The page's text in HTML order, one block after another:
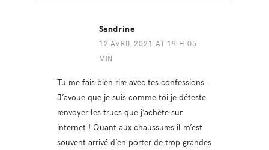
Sandrine
12 AVRIL 2021 AT 19 H 05
MIN
Tu me fais bien rire avec tes confessions .
J’avoue que je suis comme toi je déteste
renvoyer les trucs que j’achète sur
internet ! Quant aux chaussures il m’est
souvent arrivé d’en porter de trop grandes